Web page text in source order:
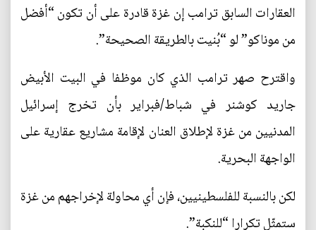
العقارات السابق ترامب إن غزة قادرة على أن تكون “أفضل
من موناكو” لو “بُنيت بالطريقة الصحيحة”.
واقترح صهر ترامب الذي كان موظفا في البيت الأبيض
جاريد كوشنر في شباط/فبراير بأن تخرج إسرائيل
المدنيين من غزة لإطلاق العنان لإقامة مشاريع عقارية على
الواجهة البحرية.
لكن بالنسبة للفلسطينيين، فإن أي محاولة لإخراجهم من غزة
ستمثّل تكرارا “للنكبة”.